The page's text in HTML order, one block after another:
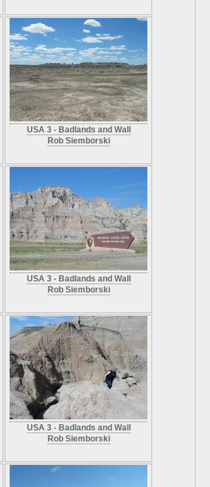
USA 3 - Badlands and Wall
Rob Siemborski
USA 3 - Badlands and Wall
Rob Siemborski
USA 3 - Badlands and Wall
Rob Siemborski